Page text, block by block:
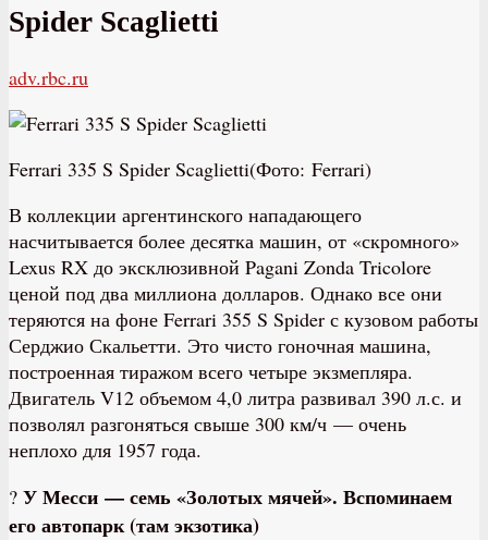
Spider Scaglietti
adv.rbc.ru
Ferrari 335 S Spider Scaglietti(Фото: Ferrari)
В коллекции аргентинского нападающего
насчитывается более десятка машин, от «скромного»
Lexus RX до эксклюзивной Pagani Zonda Tricolore
ценой под два миллиона долларов. Однако все они
теряются на фоне Ferrari 355 S Spider с кузовом работы
Серджио Скальетти. Это чисто гоночная машина,
построенная тиражом всего четыре экзмепляра.
Двигатель V12 объемом 4,0 литра развивал 390 л.с. и
позволял разгоняться свыше 300 км/ч — очень
неплохо для 1957 года.
? У Месси — семь «Золотых мячей». Вспоминаем
его автопарк (там экзотика)